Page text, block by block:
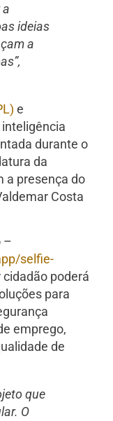
ideias
a
e
durante o
da
a presença do
Costa
–
selfie-
poderá
para
emprego,
de
que
O